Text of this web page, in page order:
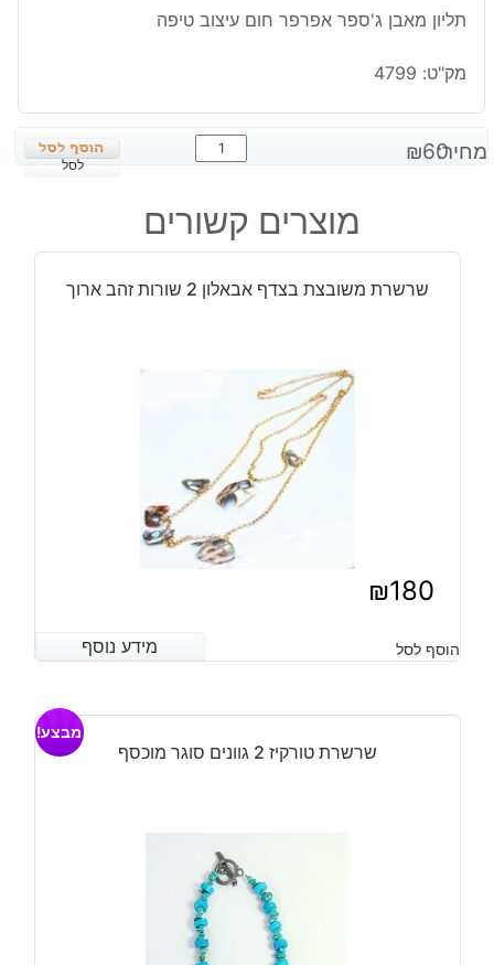
תליון מאבן ג'ספר אפרפר חום עיצוב טיפה
מק"ט: 4799
מחיר: ₪60
כמות
של
מאבן
ג'ספר
חום
לסל
מוצרים קשורים
שרשרת משובצת בצדף אבאלון 2 שורות זהב ארוך
₪180
מידע נוסף הוסף לסל מידע נוסף
שרשרת טורקיז 2 גוונים סוגר מוכסף
מבצע!